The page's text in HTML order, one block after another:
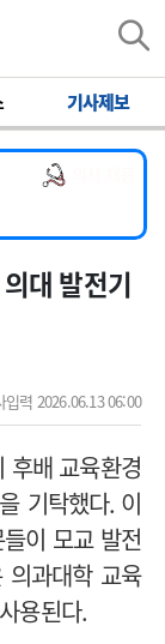
기사제보
채용
사 공개채용
용
대 발전기
입력 2026.06.13 06:00
후배 교육환경
기탁했다. 이
이 모교 발전
의과대학 교육
용된다.